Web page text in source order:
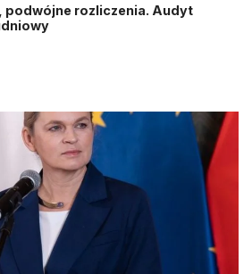
podwójne rozliczenia. Audyt